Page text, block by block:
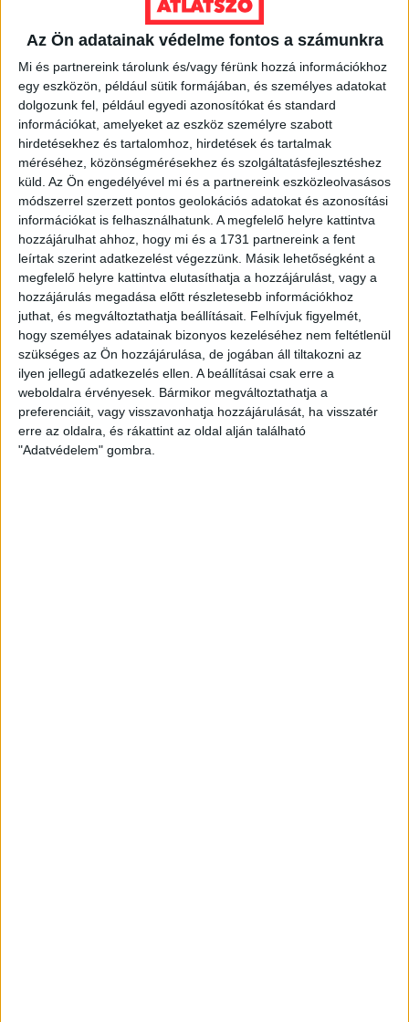
Az Ön adatainak védelme fontos a számunkra
Mi és partnereink tárolunk és/vagy férünk hozzá információkhoz
egy eszközön, például sütik formájában, és személyes adatokat
dolgozunk fel, például egyedi azonosítókat és standard
információkat, amelyeket az eszköz személyre szabott
hirdetésekhez és tartalomhoz, hirdetések és tartalmak
méréséhez, közönségmérésekhez és szolgáltatásfejlesztéshez
küld. Az Ön engedélyével mi és a partnereink eszközleolvasásos
módszerrel szerzett pontos geolokációs adatokat és azonosítási
információkat is felhasználhatunk. A megfelelő helyre kattintva
hozzájárulhat ahhoz, hogy mi és a 1731 partnereink a fent
leírtak szerint adatkezelést végezzünk. Másik lehetőségként a
megfelelő helyre kattintva elutasíthatja a hozzájárulást, vagy a
hozzájárulás megadása előtt részletesebb információkhoz
juthat, és megváltoztathatja beállításait. Felhívjuk figyelmét,
hogy személyes adatainak bizonyos kezeléséhez nem feltétlenül
szükséges az Ön hozzájárulása, de jogában áll tiltakozni az
ilyen jellegű adatkezelés ellen. A beállításai csak erre a
weboldalra érvényesek. Bármikor megváltoztathatja a
preferenciáit, vagy visszavonhatja hozzájárulását, ha visszatér
erre az oldalra, és rákattint az oldal alján található
"Adatvédelem" gombra.
amire rá kell írni az adózó nevét, lakcímét és
adóazonosító jelét. Ezt be kell tenni egy másik
borítékba, és azt megcímezni és elpostázni a NAV
részére, ahova legkésőbb 2026. május 20-ig be kell
érkezzen. A nyilatkozat postázási címe az állandó
lakhely függvénye, a postázási címet innen lehet
kinézni.
Egyes munkáltatók is vállalhatják a nyilatkozatok
összegyűjtését, ekkor a borítékon a leragasztás helyén
szerepelnie kell a felajánló aláírásának is.